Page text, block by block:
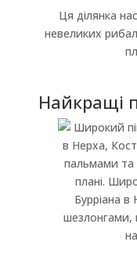
Ця ділянка
невеликих
Найкращі